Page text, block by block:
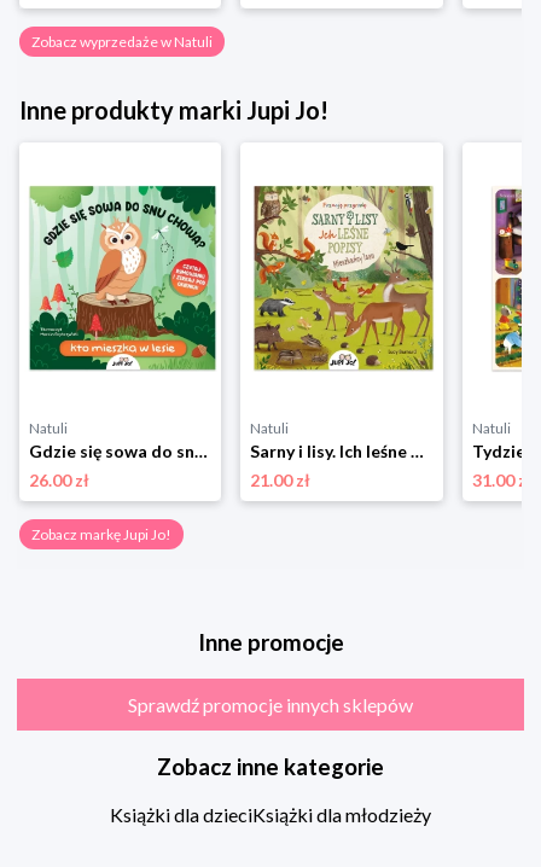
Zobacz wyprzedaże w Natuli
Inne produkty marki Jupi Jo!
Natuli
Gdzie się sowa do snu chowa? Kto mieszka w lesie Jupi jo!
26.00 zł
Natuli
Sarny i lisy. Ich leśne popisy. Mieszkańcy lasu. Poznaję Przyrodę Jupi jo!
21.00 zł
Natuli
31.00 zł
Zobacz markę Jupi Jo!
Inne promocje
Sprawdź promocje innych sklepów
Zobacz inne kategorie
Książki dla dzieciKsiążki dla młodzieży